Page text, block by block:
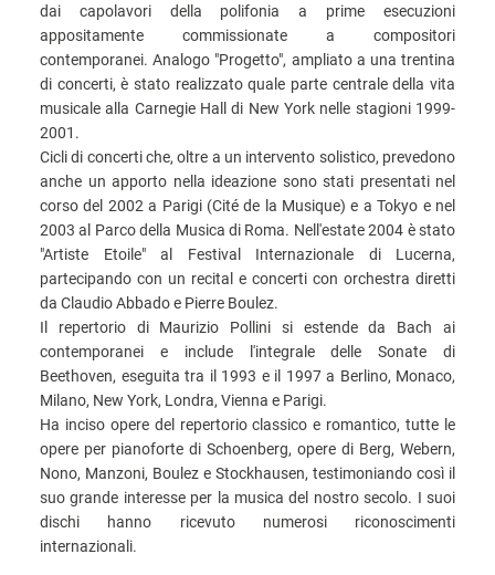
dai capolavori della polifonia a prime esecuzioni
appositamente commissionate a compositori
contemporanei. Analogo "Progetto", ampliato a una trentina
di concerti, è stato realizzato quale parte centrale della vita
musicale alla Carnegie Hall di New York nelle stagioni 1999-
2001.
Cicli di concerti che, oltre a un intervento solistico, prevedono
anche un apporto nella ideazione sono stati presentati nel
corso del 2002 a Parigi (Cité de la Musique) e a Tokyo e nel
2003 al Parco della Musica di Roma. Nell'estate 2004 è stato
"Artiste Etoile" al Festival Internazionale di Lucerna,
partecipando con un recital e concerti con orchestra diretti
da Claudio Abbado e Pierre Boulez.
Il repertorio di Maurizio Pollini si estende da Bach ai
contemporanei e include l'integrale delle Sonate di
Beethoven, eseguita tra il 1993 e il 1997 a Berlino, Monaco,
Milano, New York, Londra, Vienna e Parigi.
Ha inciso opere del repertorio classico e romantico, tutte le
opere per pianoforte di Schoenberg, opere di Berg, Webern,
Nono, Manzoni, Boulez e Stockhausen, testimoniando così il
suo grande interesse per la musica del nostro secolo. I suoi
dischi hanno ricevuto numerosi riconoscimenti
internazionali.